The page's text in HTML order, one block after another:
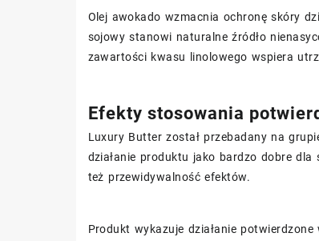
Olej awokado wzmacnia ochronę skóry
sojowy stanowi naturalne źródło
zawartości kwasu linolowego wspiera
Efekty stosowania
Luxury Butter został przebadany na
działanie produktu jako bardzo dobre
też przewidywalność efektów.
Produkt wykazuje działanie potwierdzone